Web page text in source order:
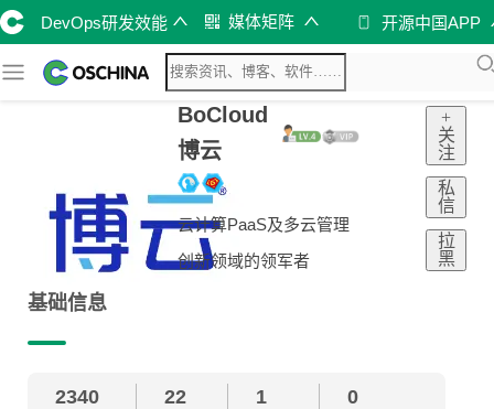
DevOps研发效能 媒体矩阵 开源中国APP
BoCloud
博云
云计算PaaS及多云管理
创新领域的领军者
+
关
注
私
信
拉
黑
基础信息
2340 22 1 0